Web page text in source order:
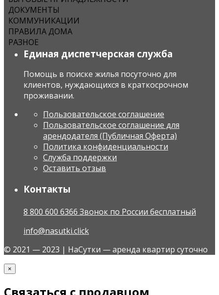
ДОКУМЕНТЫ
КОММУНИКАЦИИ
ПРАВИЛА ДОМА
РАЗНОЕ
Единая диспетчерская служба
Помощь в поиске жилья посуточно для
клиентов, нуждающихся в краткосрочном
проживании.
Пользовательское соглашение
Пользовательское соглашение для
арендодателя (Публичная Оферта)
Политика конфиденциальности
Служба поддержки
Оставить отзыв
Контакты
8 800 600 6366 Звонок по России бесплатный
info@nasutki.click
© 2021 — 2023 | НаСутки — аренда квартир суточно
×
Связаться с продавцом